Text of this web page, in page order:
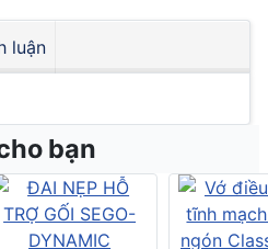
luận
bạn